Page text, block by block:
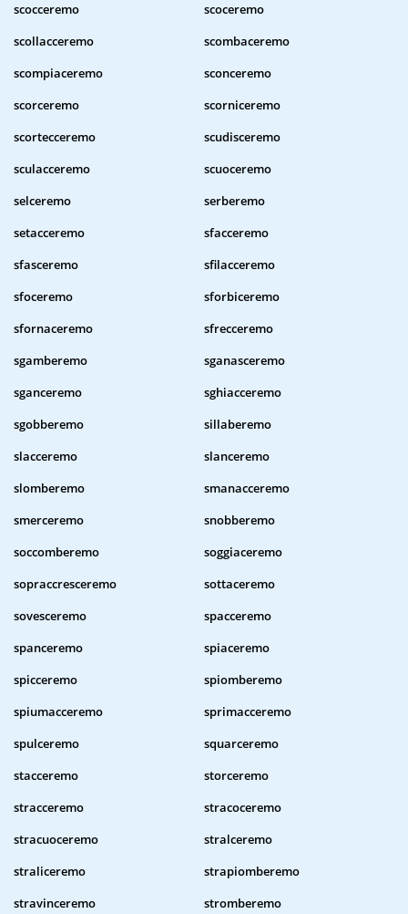
scocceremo
scoceremo
scollacceremo
scombaceremo
scompiaceremo
sconceremo
scorceremo
scorniceremo
scortecceremo
scudisceremo
sculacceremo
scuoceremo
selceremo
serberemo
setacceremo
sfacceremo
sfasceremo
sfilacceremo
sfoceremo
sforbiceremo
sfornaceremo
sfrecceremo
sgamberemo
sganasceremo
sganceremo
sghiacceremo
sgobberemo
sillaberemo
slacceremo
slanceremo
slomberemo
smanacceremo
smerceremo
snobberemo
soccomberemo
soggiaceremo
sopraccresceremo
sottaceremo
sovesceremo
spacceremo
spanceremo
spiaceremo
spicceremo
spiomberemo
spiumacceremo
sprimacceremo
spulceremo
squarceremo
stacceremo
storceremo
stracceremo
stracoceremo
stracuoceremo
stralceremo
straliceremo
strapiomberemo
stravinceremo
stromberemo